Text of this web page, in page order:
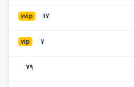
vvip 17
vip 7
79